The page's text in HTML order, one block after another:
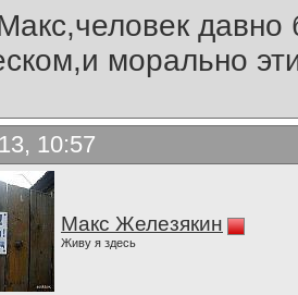
давно
морально
10:57
Макс Железякин
Живу я здесь